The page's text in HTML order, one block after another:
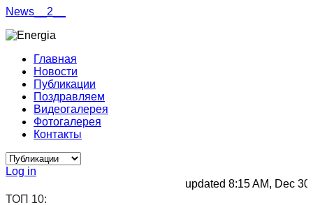
News__2__
Главная
Новости
Публикации
Поздравляем
Видеогалерея
Фотогалерея
Контакты
Log in
updated 8:15 AM, Dec 30,
ТОП 10: